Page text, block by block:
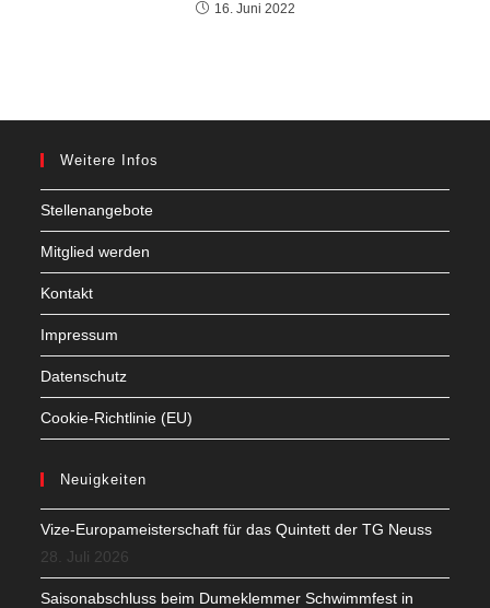
16. Juni 2022
Weitere Infos
Stellenangebote
Mitglied werden
Kontakt
Impressum
Datenschutz
Cookie-Richtlinie (EU)
Neuigkeiten
Vize-Europameisterschaft für das Quintett der TG Neuss
28. Juli 2026
Saisonabschluss beim Dumeklemmer Schwimmfest in